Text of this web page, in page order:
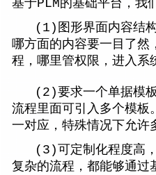
基于PLM的基础平台，我
(1) 图形界面内容结
哪方面的内容要一目了然
程，哪里管权限，进入系
(2)要求一个单据模板
流程里面可引入多个模板
一对应，特殊情况下允许
(3) 可定制化程度高
复杂的流程，都能够通过